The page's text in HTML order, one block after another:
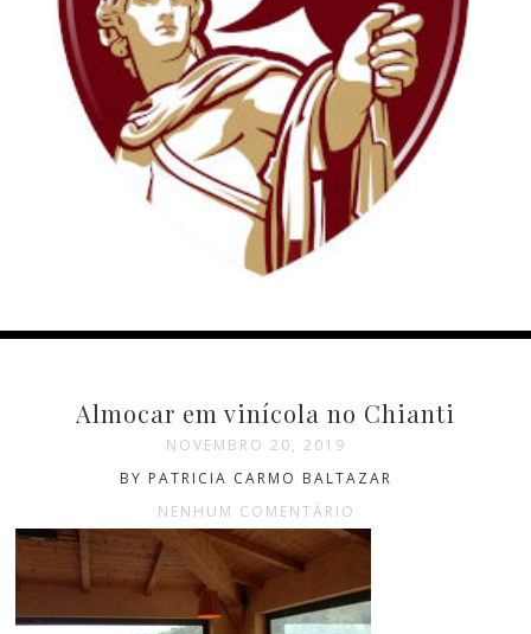
Almocar em vinícola no Chianti
NOVEMBRO 20, 2019
BY PATRICIA CARMO BALTAZAR
NENHUM COMENTÁRIO